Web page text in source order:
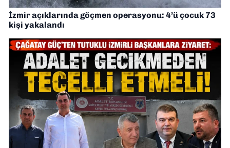
İzmir açıklarında göçmen operasyonu: 4’ü çocuk 73
kişi yakalandı